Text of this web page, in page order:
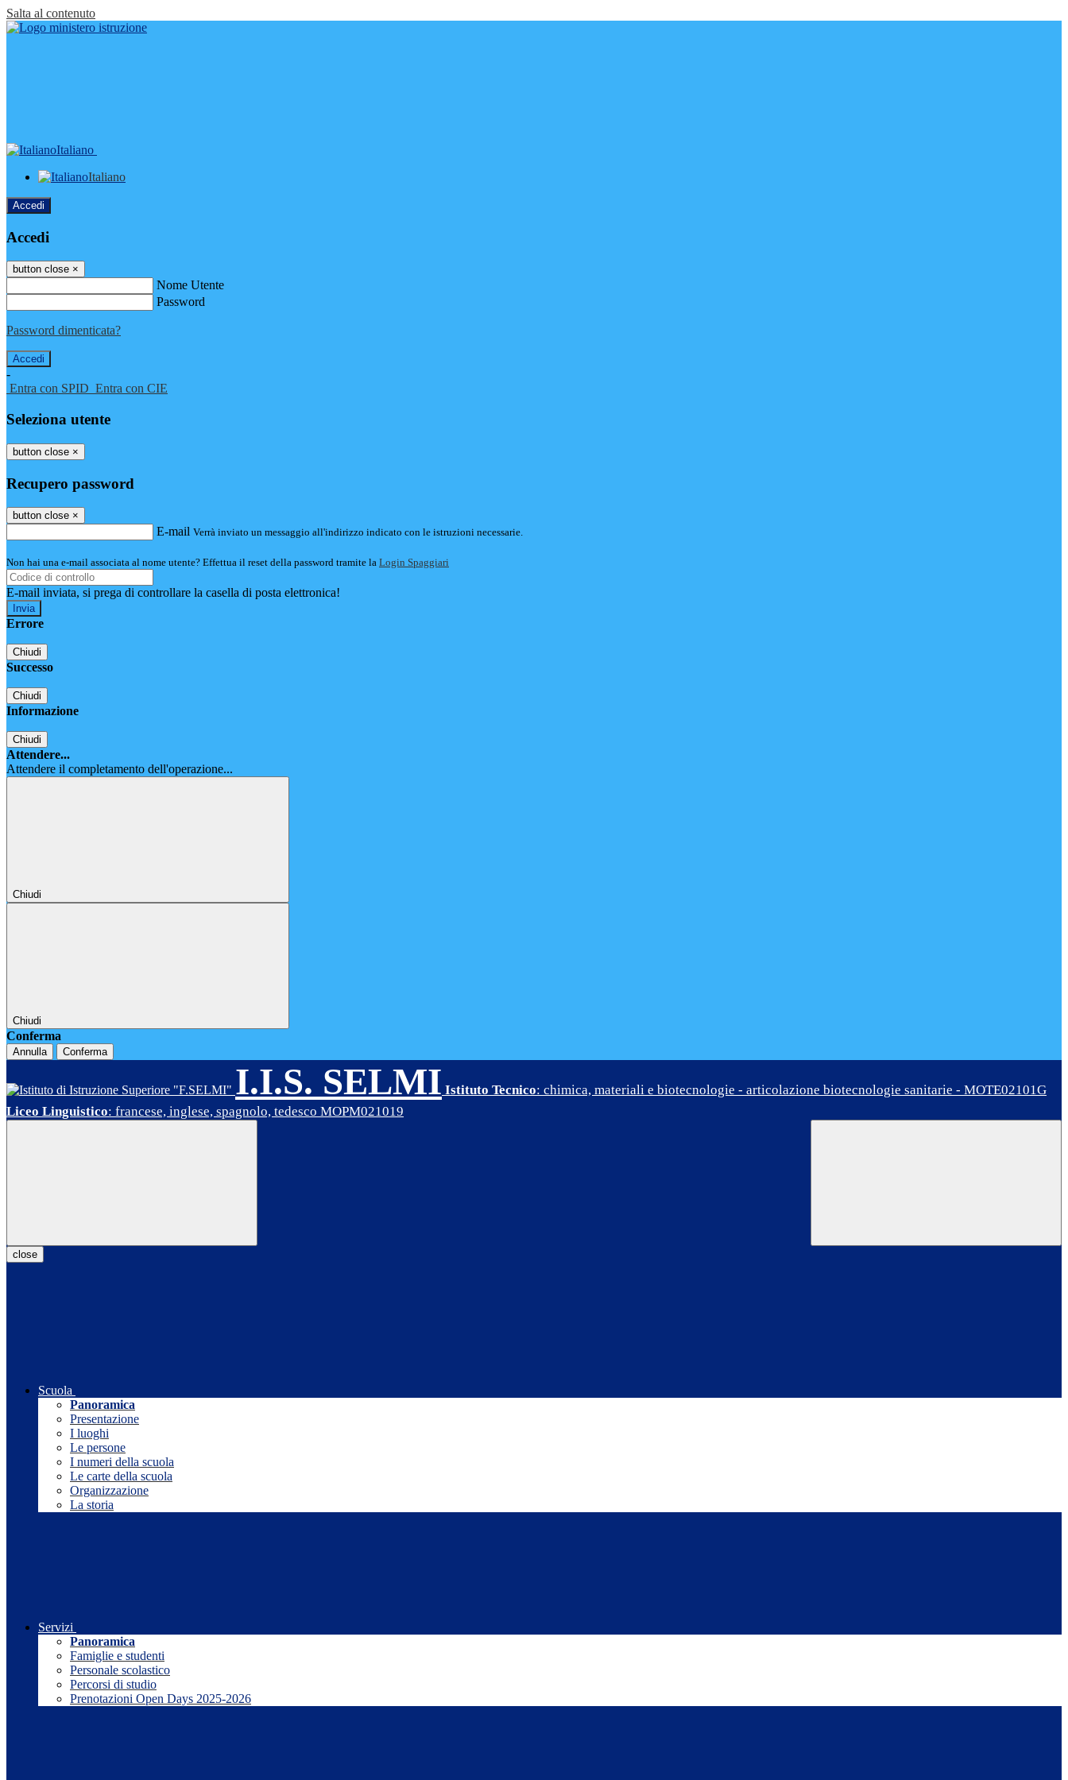
Salta al contenuto
Italiano
Italiano
Accedi
Accedi
button close ×
Nome Utente
Password
Password dimenticata?
-
Entra con SPID Entra con CIE
Seleziona utente
button close ×
Recupero password
button close ×
E-mail Verrà inviato un messaggio all'indirizzo indicato con le istruzioni necessarie.
Non hai una e-mail associata al nome utente? Effettua il reset della password tramite la Login Spaggiari
E-mail inviata, si prega di controllare la casella di posta elettronica!
Errore
Chiudi
Successo
Chiudi
Informazione
Chiudi
Attendere...
Attendere il completamento dell'operazione...
Chiudi
Chiudi
Conferma
Annulla Conferma
I.I.S. SELMI Istituto Tecnico: chimica, materiali e biotecnologie - articolazione biotecnologie sanitarie - MOTE02101G
Liceo Linguistico: francese, inglese, spagnolo, tedesco MOPM021019
close
Scuola
Panoramica
Presentazione
I luoghi
Le persone
I numeri della scuola
Le carte della scuola
Organizzazione
La storia
Servizi
Panoramica
Famiglie e studenti
Personale scolastico
Percorsi di studio
Prenotazioni Open Days 2025-2026